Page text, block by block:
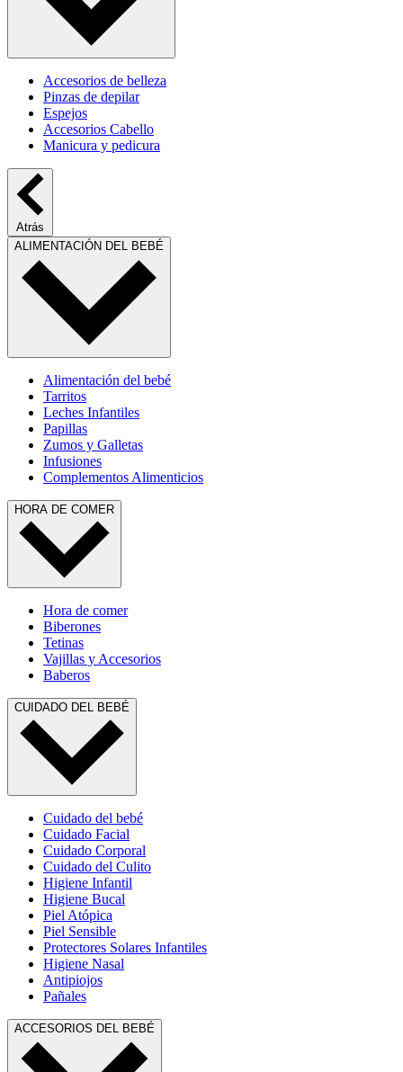
Accesorios de belleza
Pinzas de depilar
Espejos
Accesorios Cabello
Manicura y pedicura
Atrás
ALIMENTACIÓN DEL BEBÉ
Alimentación del bebé
Tarritos
Leches Infantiles
Papillas
Zumos y Galletas
Infusiones
Complementos Alimenticios
HORA DE COMER
Hora de comer
Biberones
Tetinas
Vajillas y Accesorios
Baberos
CUIDADO DEL BEBÉ
Cuidado del bebé
Cuidado Facial
Cuidado Corporal
Cuidado del Culito
Higiene Infantil
Higiene Bucal
Piel Atópica
Piel Sensible
Protectores Solares Infantiles
Higiene Nasal
Antipiojos
Pañales
ACCESORIOS DEL BEBÉ